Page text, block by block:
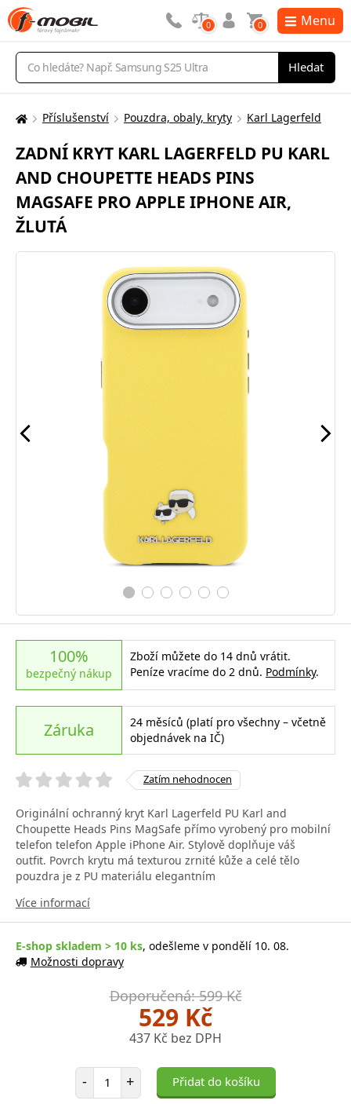
Vyhledávání
Hledat
0 0 Menu
Zde
nacházíte:
Příslušenství Pouzdra, obaly, kryty Karl Lagerfeld
ZADNÍ KRYT KARL LAGERFELD PU KARL
AND CHOUPETTE HEADS PINS
MAGSAFE PRO APPLE IPHONE AIR,
ŽLUTÁ
100%
bezpečný nákup
Zboží můžete do 14 dnů vrátit.
Peníze vracíme do 2 dnů. Podmínky.
Záruka
24 měsíců (platí pro všechny – včetně
objednávek na IČ)
Zatím nehodnocen
Originální ochranný kryt Karl Lagerfeld PU Karl and
Choupette Heads Pins MagSafe přímo vyrobený pro mobilní
telefon telefon Apple iPhone Air. Stylově doplňuje váš
outfit. Povrch krytu má texturou zrnité kůže a celé tělo
pouzdra je z PU materiálu elegantním
Více informací
E-shop skladem > 10 ks, odešleme v pondělí 10. 08.
Možnosti dopravy
Doporučená: 599 Kč
529 Kč
437 Kč bez DPH
- Počet položek
+ Přidat do košíku